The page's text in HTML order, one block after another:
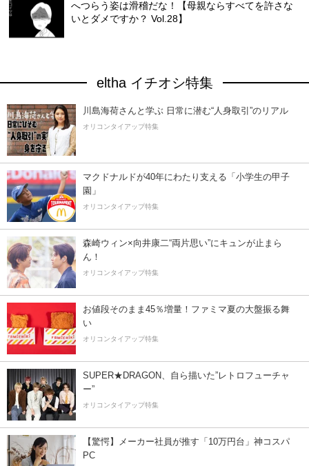
へつらう姿は滑稽だな！【母親ならすべてを許さな
いとダメですか？ Vol.28】
eltha イチオシ特集
川島海荷さんと学ぶ 日常に潜む“人身取引”のリアル
オリコンタイアップ特集
マクドナルドが40年にわたり支える「小学生の甲子
園」
オリコンタイアップ特集
森崎ウィン×向井康二“両片思い”にキュンが止まら
ん！
オリコンタイアップ特集
お値段そのまま45％増量！ファミマ夏の大盤振る舞
い
オリコンタイアップ特集
SUPER★DRAGON、自ら描いた”レトロフューチャ
ー”
オリコンタイアップ特集
【驚愕】メーカー社員が推す「10万円台」神コスパ
PC